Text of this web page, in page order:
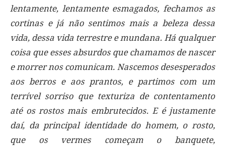
lentamente, lentamente esmagados, fechamos as
cortinas e já não sentimos mais a beleza dessa
vida, dessa vida terrestre e mundana. Há qualquer
coisa que esses absurdos que chamamos de nascer
e morrer nos comunicam. Nascemos desesperados
aos berros e aos prantos, e partimos com um
terrível sorriso que texturiza de contentamento
até os rostos mais embrutecidos. E é justamente
daí, da principal identidade do homem, o rosto,
que os vermes começam o banquete,